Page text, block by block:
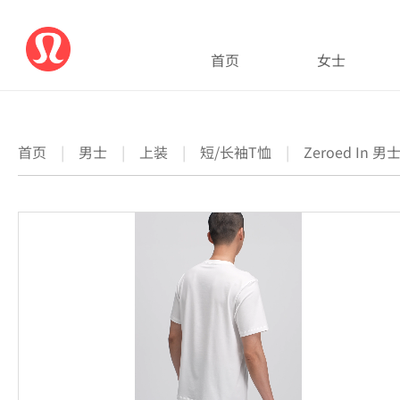
首页 女士
首页 | 男士 | 上装 | 短/长袖T恤 | Zeroed In 男